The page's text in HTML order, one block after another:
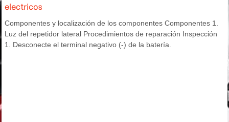
electricos
Componentes y localización de los componentes Componentes 1.
Luz del repetidor lateral Procedimientos de reparación Inspección
1. Desconecte el terminal negativo (-) de la batería.